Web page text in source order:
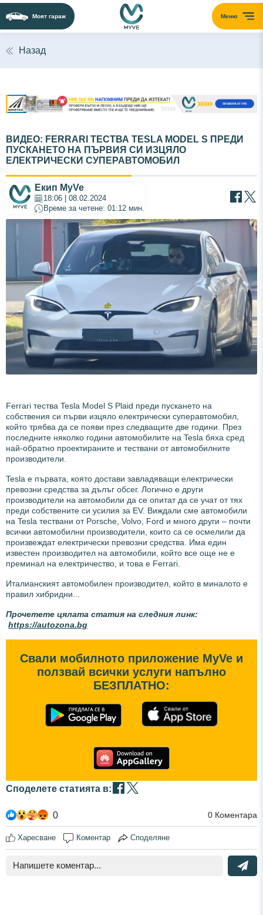
Меню
Моят гараж
Назад
ВИДЕО: FERRARI ТЕСТВА TESLA MODEL S ПРЕДИ
ПУСКАНЕТО НА ПЪРВИЯ СИ ИЗЦЯЛО
ЕЛЕКТРИЧЕСКИ СУПЕРАВТОМОБИЛ
Екип MyVe
18:06 | 08.02.2024
Време за четене: 01:12 мин.
Ferrari тества Tesla Model S Plaid преди пускането на
собствения си първи изцяло електрически суперавтомобил,
който трябва да се появи през следващите две години. През
последните няколко години автомобилите на Tesla бяха сред
най-обратно проектираните и тествани от автомобилните
производители.
Tesla е първата, която достави завладяващи електрически
превозни средства за дълъг обсег. Логично е други
производители на автомобили да се опитат да се учат от тях
преди собствените си усилия за EV. Виждали сме автомобили
на Tesla тествани от Porsche, Volvo, Ford и много други – почти
всички автомобилни производители, които са се осмелили да
произвеждат електрически превозни средства. Има един
известен производител на автомобили, който все още не е
преминал на електричество, и това е Ferrari.
Италианският автомобилен производител, който в миналото е
правил хибридни...
Прочетете цялата статия на следния линк:
https://autozona.bg
Свали мобилното приложение MyVe и
ползвай всички услуги напълно
БЕЗПЛАТНО:
Споделете статията в:
0 0 Коментара
Харесване Коментар Споделяне